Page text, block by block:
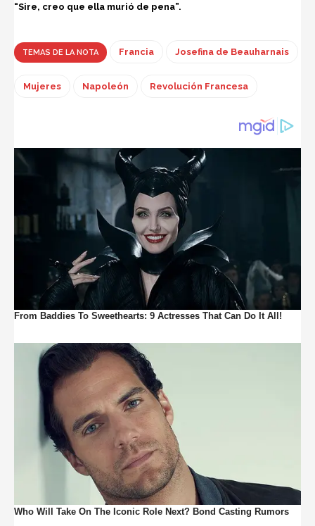
“Sire, creo que ella murió de pena”.
TEMAS DE LA NOTA Francia Josefina de Beauharnais
Mujeres Napoleón Revolución Francesa